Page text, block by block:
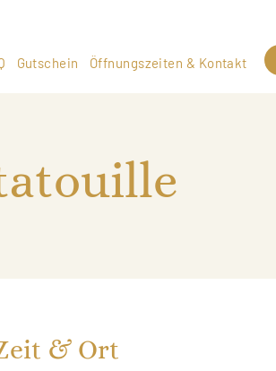
Gutschein Öffnungszeiten & Kontakt
& Ort